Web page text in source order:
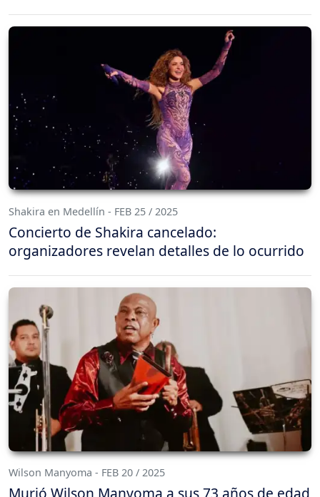
Shakira en Medellín - FEB 25 / 2025
Concierto de Shakira cancelado:
organizadores revelan detalles de lo ocurrido
Wilson Manyoma - FEB 20 / 2025
Murió Wilson Manyoma a sus 73 años de edad